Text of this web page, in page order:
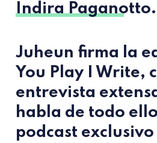
Indira Paganotto.
Juheun firma la
You Play I Write,
entrevista
habla de todo
podcast exclusivo